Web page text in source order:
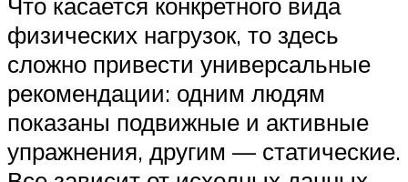
физических нагрузок, то здесь
сложно привести универсальные
рекомендации: одним людям
показаны подвижные и активные
упражнения, другим — статические.